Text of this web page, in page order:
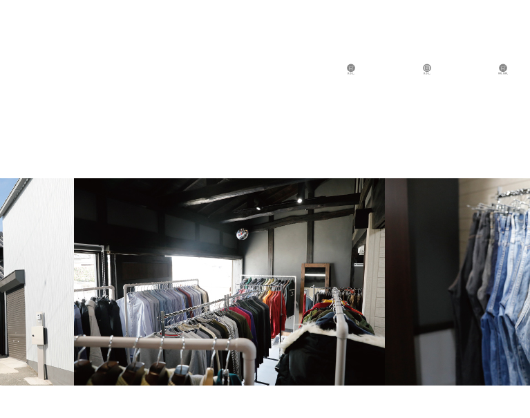
B.B.L Store